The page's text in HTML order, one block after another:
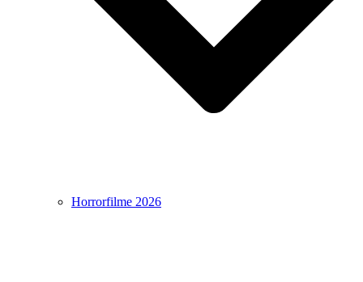
Horrorfilme 2026